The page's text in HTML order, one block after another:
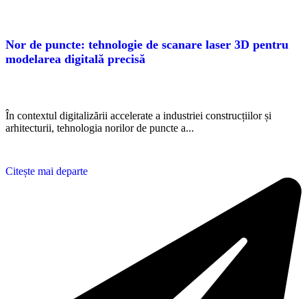
Nor de puncte: tehnologie de scanare laser 3D pentru
modelarea digitală precisă
În contextul digitalizării accelerate a industriei construcțiilor și
arhitecturii, tehnologia norilor de puncte a...
Citește mai departe